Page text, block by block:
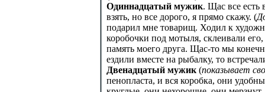
Одиннадцатый мужик. Щас все есть
взять, но все дорого, я прямо скажу. (
подарил мне товарищ. Ходил к
коробочки под мотыля, склеивали
память моего друга. Щас-то мы
ездили вместе на рыбалку, то
Двенадцатый мужик (показывает
пенопласта, и вся коробка, они